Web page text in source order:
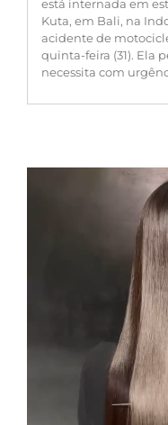
está internada em
Kuta, em Bali, na
acidente de
quinta-feira (31). Ela
necessita com